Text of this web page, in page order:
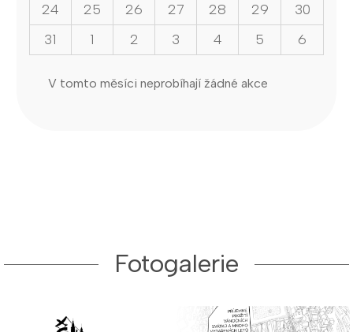
24
25 26 27 28 29
30
31
1 2 3 4 5 6
V tomto měsíci neprobíhají žádné akce
Fotogalerie